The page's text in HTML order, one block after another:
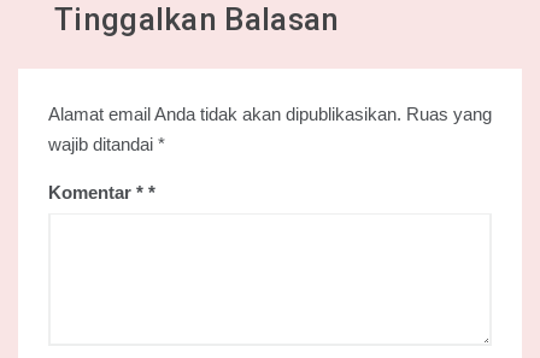
Tinggalkan Balasan
Alamat email Anda tidak akan dipublikasikan. Ruas yang
wajib ditandai *
Komentar *